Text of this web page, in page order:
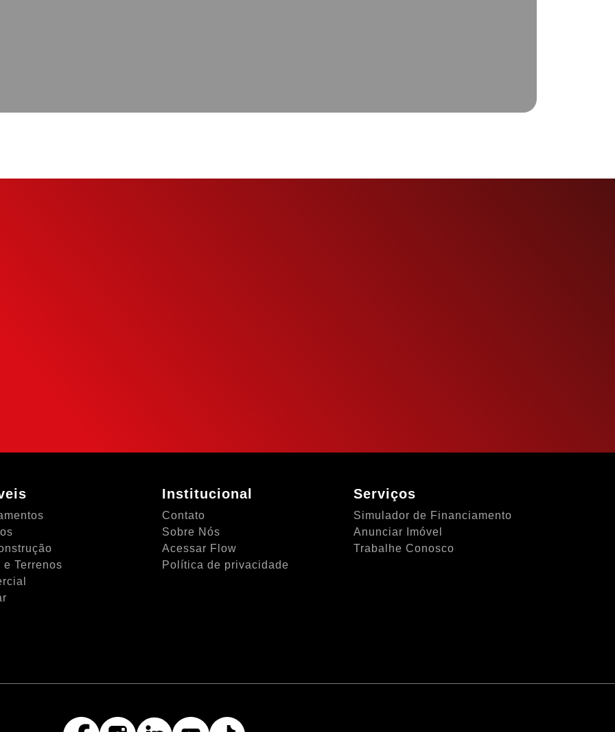
e Terrenos
Institucional
Contato
Sobre Nós
Acessar Flow
Política de privacidade
Serviços
Simulador de Financiamento
Anunciar Imóvel
Trabalhe Conosco